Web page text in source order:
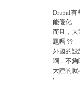
Drupal有
能優化
而且，大
題嗎 ??
外國的設
啊，不夠
大陸的
’